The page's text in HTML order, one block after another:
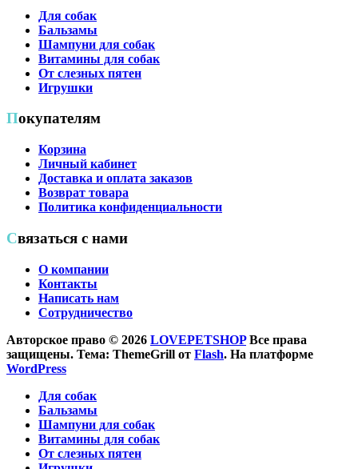
Для собак
Бальзамы
Шампуни для собак
Витамины для собак
От слезных пятен
Игрушки
Покупателям
Корзина
Личный кабинет
Доставка и оплата заказов
Возврат товара
Политика конфиденциальности
Связаться с нами
О компании
Контакты
Написать нам
Сотрудничество
Авторское право © 2026 LOVEPETSHOPВсе права
защищены. Тема: ThemeGrill от Flash. На платформе
WordPress
Для собак
Бальзамы
Шампуни для собак
Витамины для собак
От слезных пятен